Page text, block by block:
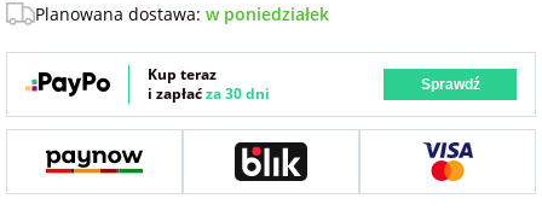
na prezent
świąteczny
na Dzień Babci i
Dziadka
Planowana dostawa: w poniedziałek
Kup teraz
i zapłaćza 30 dni Sprawdź